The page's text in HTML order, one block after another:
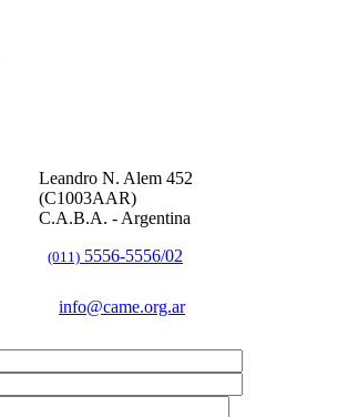
Leandro N. Alem 452
(C1003AAR)
C.A.B.A. - Argentina
(011) 5556-5556/02
info@came.org.ar